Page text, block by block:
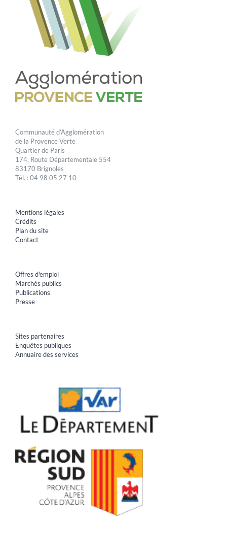
Communauté d’Agglomération
de la Provence Verte
Quartier de Paris
174, Route Départementale 554
83170 Brignoles
Tél. : 04 98 05 27 10
Mentions légales
Crédits
Plan du site
Contact
Offres d'emploi
Marchés publics
Publications
Presse
Sites partenaires
Enquêtes publiques
Annuaire des services